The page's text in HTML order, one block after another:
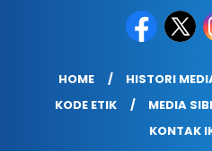
HOME HISTORI
KODE ETIK
MEDIA
KONTAK